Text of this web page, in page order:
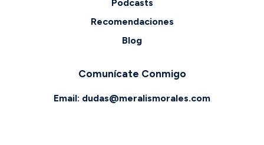
Podcasts
Recomendaciones
Blog
Comunícate Conmigo
Email: dudas@meralismorales.com